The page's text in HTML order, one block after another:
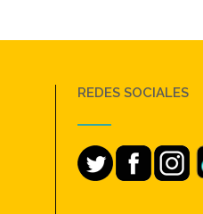
REDES SOCIALES